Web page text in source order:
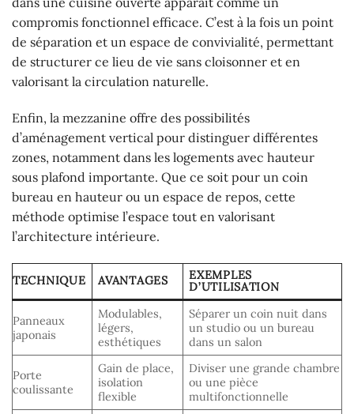
compromis fonctionnel efficace. C’est à la fois un point
de séparation et un espace de convivialité, permettant
de structurer ce lieu de vie sans cloisonner et en
valorisant la circulation naturelle.
Enfin, la mezzanine offre des possibilités
d’aménagement vertical pour distinguer différentes
zones, notamment dans les logements avec hauteur
sous plafond importante. Que ce soit pour un coin
bureau en hauteur ou un espace de repos, cette
méthode optimise l’espace tout en valorisant
l’architecture intérieure.
TECHNIQUE AVANTAGES
EXEMPLES
D’UTILISATION
Panneaux
japonais
Modulables,
légers,
esthétiques
Séparer un coin nuit dans
un studio ou un bureau
dans un salon
Porte
coulissante
Gain de place,
isolation
flexible
Diviser une grande chambre
ou une pièce
multifonctionnelle